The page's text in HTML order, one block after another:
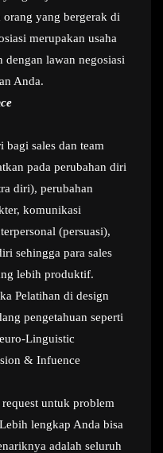
yang bergerak di
merupakan usaha
dengan lawan negosiasi
Anda.
bagi sales dan team
pada perubahan diri
diri), perubahan
komunikasi
(persuasi),
sehingga para sales
lebih produktif.
Pelatihan di design
pengetahuan seperti
Linguistic
& Infuence
untuk problem
lengkap Anda bisa
adalah seluruh